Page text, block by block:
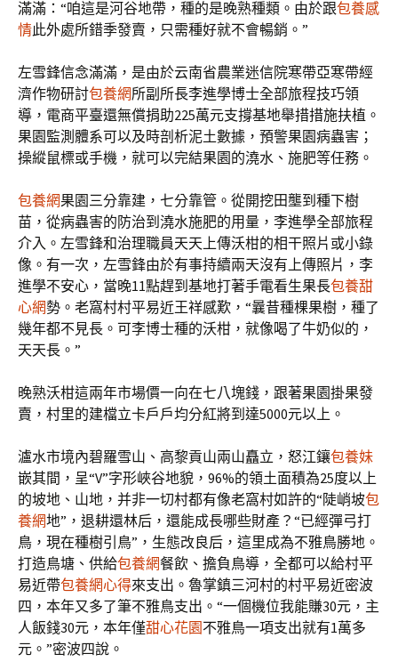
滿滿：“咱這是河谷地帶，種的是晚熟種類。由於跟包養感
情此外處所錯季發賣，只需種好就不會暢銷。”
左雪鋒信念滿滿，是由於云南省農業迷信院寒帶亞寒帶經
濟作物研討包養網所副所長李進學博士全部旅程技巧領
導，電商平臺還無償捐助225萬元支撐基地舉措措施扶植。
果園監測體系可以及時剖析泥土數據，預警果園病蟲害；
操縱鼠標或手機，就可以完結果園的澆水、施肥等任務。
包養網果園三分靠建，七分靠管。從開挖田壟到種下樹
苗，從病蟲害的防治到澆水施肥的用量，李進學全部旅程
介入。左雪鋒和治理職員天天上傳沃柑的相干照片或小錄
像。有一次，左雪鋒由於有事持續兩天沒有上傳照片，李
進學不安心，當晚11點趕到基地打著手電看生果長包養甜
心網勢。老窩村村平易近王祥感歎，“曩昔種棵果樹，種了
幾年都不見長。可李博士種的沃柑，就像喝了牛奶似的，
天天長。”
晚熟沃柑這兩年市場價一向在七八塊錢，跟著果園掛果發
賣，村里的建檔立卡戶戶均分紅將到達5000元以上。
瀘水市境內碧羅雪山、高黎貢山兩山矗立，怒江鑲包養妹
嵌其間，呈“V”字形峽谷地貌，96%的領土面積為25度以上
的坡地、山地，并非一切村都有像老窩村如許的“陡峭坡包
養網地”，退耕還林后，還能成長哪些財產？“已經彈弓打
鳥，現在種樹引鳥”，生態改良后，這里成為不雅鳥勝地。
打造鳥塘、供給包養網餐飲、擔負鳥導，全都可以給村平
易近帶包養網心得來支出。魯掌鎮三河村的村平易近密波
四，本年又多了筆不雅鳥支出。“一個機位我能賺30元，主
人飯錢30元，本年僅甜心花園不雅鳥一項支出就有1萬多
元。”密波四說。